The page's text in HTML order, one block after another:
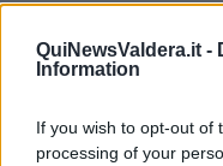
QuiNewsValdera.it -
Information
If you wish to opt-out of
processing of your
all'interno della riserva